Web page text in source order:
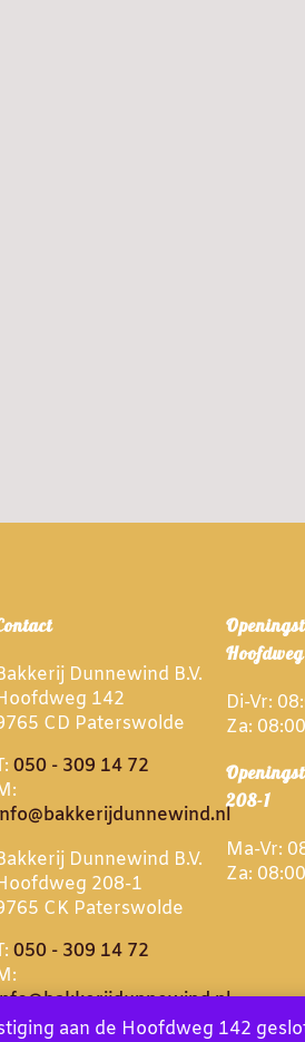
aan de Hoofdweg 142
Dunnewind B.V.
142
CD Paterswolde
050 - 309 14 72
Dunnewind B.V.
208-1
CK Paterswolde
050 - 309 14 72
Di-Vr:
Za:
208-1
Ma-Vr:
Za: